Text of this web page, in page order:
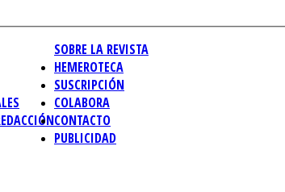
SOBRE LA REVISTA
HEMEROTECA
SUSCRIPCIÓN
COLABORA
CONTACTO
PUBLICIDAD